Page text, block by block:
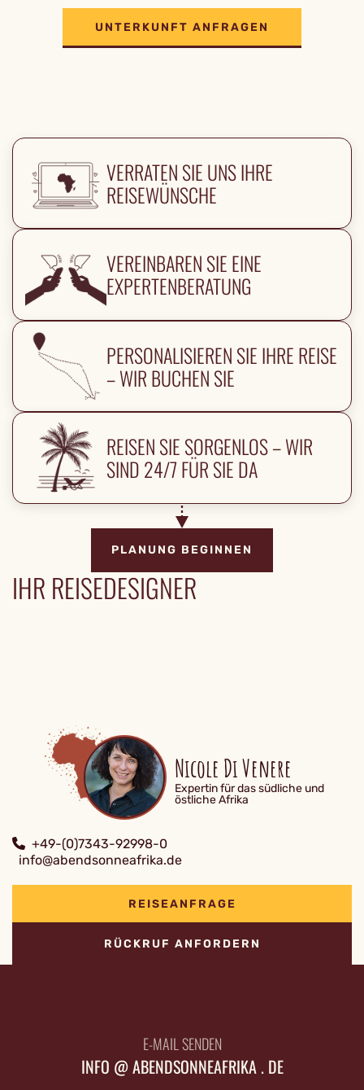
UNTERKUNFT ANFRAGEN
VERRATEN SIE UNS IHRE
REISEWÜNSCHE
VEREINBAREN SIE EINE
EXPERTENBERATUNG
PERSONALISIEREN SIE IHRE REISE
– WIR BUCHEN SIE
REISEN SIE SORGENLOS – WIR
SIND 24/7 FÜR SIE DA
PLANUNG BEGINNEN
IHR REISEDESIGNER
Nicole Di Venere
Expertin für das südliche und
östliche Afrika
+49-(0)7343-92998-0
info@abendsonneafrika.de
REISEANFRAGE
RÜCKRUF ANFORDERN
E-MAIL SENDEN
INFO @ ABENDSONNEAFRIKA . DE